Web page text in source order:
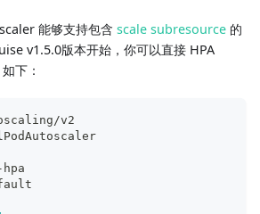
能够支持包含 scale subresource 的
v1.5.0版本开始，你可以直接 HPA
下：
v2
hpa